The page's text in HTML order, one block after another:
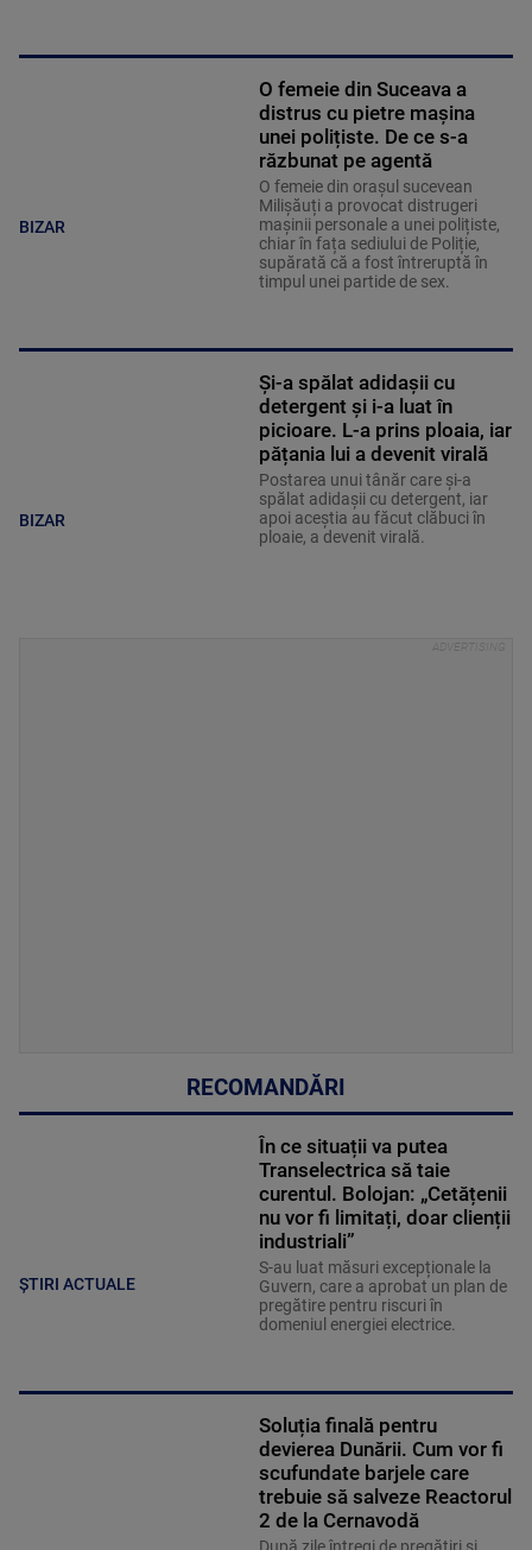
BIZAR
O femeie din Suceava a
distrus cu pietre mașina
unei polițiste. De ce s-a
răzbunat pe agentă
O femeie din orașul sucevean
Milișăuți a provocat distrugeri
mașinii personale a unei polițiste,
chiar în fața sediului de Poliție,
supărată că a fost întreruptă în
timpul unei partide de sex.
BIZAR
Și-a spălat adidașii cu
detergent și i-a luat în
picioare. L-a prins ploaia, iar
pățania lui a devenit virală
Postarea unui tânăr care și-a
spălat adidașii cu detergent, iar
apoi aceștia au făcut clăbuci în
ploaie, a devenit virală.
RECOMANDĂRI
ȘTIRI ACTUALE
În ce situații va putea
Transelectrica să taie
curentul. Bolojan: „Cetățenii
nu vor fi limitați, doar clienții
industriali”
S-au luat măsuri excepționale la
Guvern, care a aprobat un plan de
pregătire pentru riscuri în
domeniul energiei electrice.
Soluția finală pentru
devierea Dunării. Cum vor fi
scufundate barjele care
trebuie să salveze Reactorul
2 de la Cernavodă